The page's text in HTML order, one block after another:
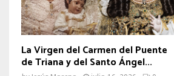
La Virgen del Carmen del Puente
de Triana y del Santo Ángel...